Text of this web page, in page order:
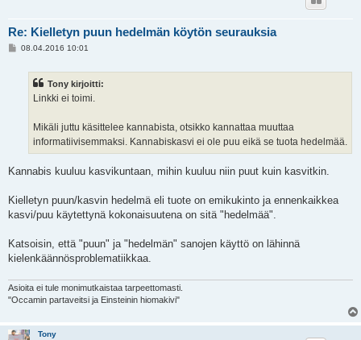
Re: Kielletyn puun hedelmän köytön seurauksia
V08.04.2016 10:01
Tony kirjoitti:
Linkki ei toimi.
Mikäli juttu käsittelee kannabista, otsikko kannattaa muuttaa
informatiivisemmaksi. Kannabiskasvi ei ole puu eikä se tuota hedelmää.
Kannabis kuuluu kasvikuntaan, mihin kuuluu niin puut kuin kasvitkin.
Kielletyn puun/kasvin hedelmä eli tuote on emikukinto ja ennenkaikkea
kasvi/puu käytettynä kokonaisuutena on sitä "hedelmää".
Katsoisin, että "puun" ja "hedelmän" sanojen käyttö on lähinnä
kielenkäännösproblematiikkaa.
Asioita ei tule monimutkaistaa tarpeettomasti.
"Occamin partaveitsi ja Einsteinin hiomakivi"
Tony